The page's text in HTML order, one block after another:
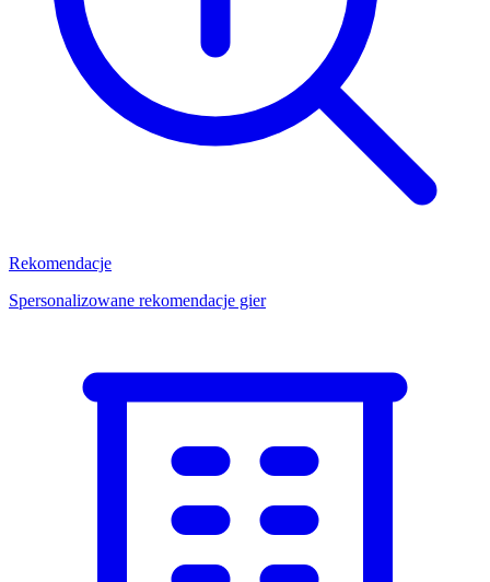
Rekomendacje
Spersonalizowane rekomendacje gier